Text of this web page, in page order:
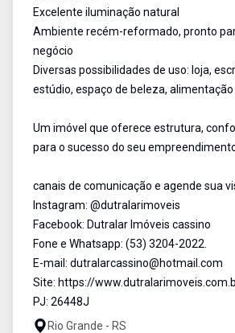
Excelente iluminação natural
Ambiente recém-reformado, pronto
negócio
Diversas possibilidades de uso: loja,
estúdio, espaço de beleza,
Um imóvel que oferece estrutura,
para o sucesso do seu
canais de comunicação e agende sua
Instagram: @dutralarimoveis
Facebook: Dutralar Imóveis cassino
Fone e Whatsapp: (53) 3204-2022.
E-mail: dutralarcassino@hotmail.com
Site: https://
PJ: 26448J
Rio Grande - RS